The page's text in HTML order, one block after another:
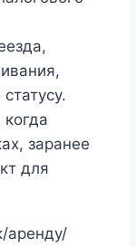
когда
заранее
для
аренду/